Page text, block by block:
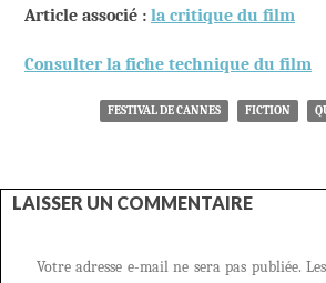
Article associé : la critique du film
Consulter la fiche technique du film
FESTIVAL DE CANNES FICTION
LAISSER UN COMMENTAIRE
Votre adresse e-mail ne sera pas publiée.